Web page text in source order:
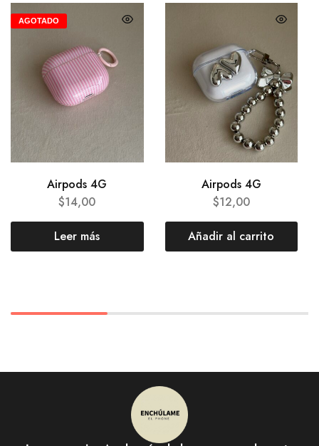
AGOTADO
Airpods 4G
$14,00
Leer más
Airpods 4G
$12,00
Añadir al carrito